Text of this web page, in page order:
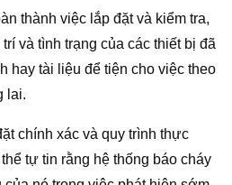
thành việc lắp đặt và kiểm tra,
và tình trạng của các thiết bị đã
hay tài liệu để tiện cho việc theo
lai.
chính xác và quy trình thực
tự tin rằng hệ thống báo cháy